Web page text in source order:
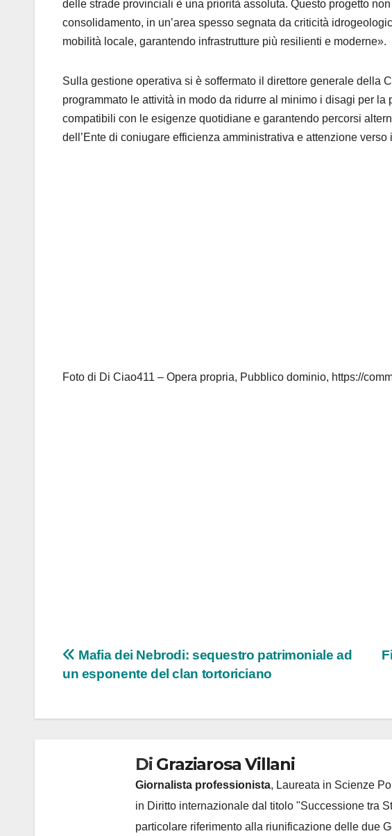
delle strade provinciali è una priorità assoluta. Questo progetto
consolidamento, in un’area spesso segnata da criticità
mobilità locale, garantendo infrastrutture più resilienti e moderne».
Sulla gestione operativa si è soffermato il direttore generale della
programmato le attività in modo da ridurre al minimo i disagi per
compatibili con le esigenze quotidiane e garantendo percorsi
dell’Ente di coniugare efficienza amministrativa e attenzione verso
Foto di Di Ciao411 – Opera propria, Pubblico dominio, https://
Navigazione
articoli
Mafia dei Nebrodi: sequestro patrimoniale ad
un esponente del clan tortoriciano
Di Graziarosa Villani
Giornalista professionista, Laureata in Scienze
in Diritto internazionale dal titolo "Successione tra
particolare riferimento alla riunificazione delle due